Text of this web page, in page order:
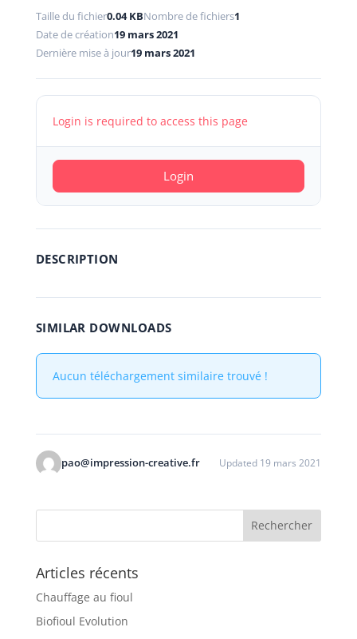
Taille du fichier0.04 KBNombre de fichiers1
Date de création19 mars 2021
Dernière mise à jour19 mars 2021
Login is required to access this page
Login
DESCRIPTION
SIMILAR DOWNLOADS
Aucun téléchargement similaire trouvé !
pao@impression-creative.fr Updated 19 mars 2021
Articles récents
Chauffage au fioul
Biofioul Evolution